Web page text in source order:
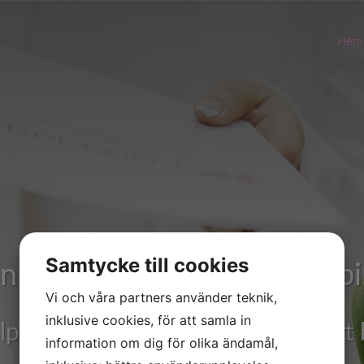
Hem
skönhetssalong i
- varmt välkommen till oss!
skönhetssalong i
dig på din viktigaste dag, ditt
Samtycke till cookies
Vi och våra partners använder teknik,
inklusive cookies, för att samla in
information om dig för olika ändamål,